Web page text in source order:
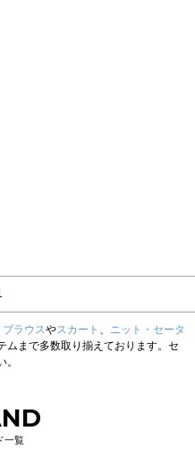
ブラウスやスカート 、 ニット・セータ
ムまで多数取り揃えております。セ
一覧